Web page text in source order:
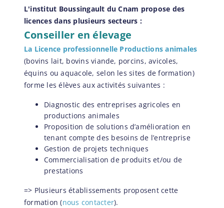
L'institut Boussingault du Cnam propose des
licences dans plusieurs secteurs :
Conseiller en élevage
La Licence professionnelle Productions animales
(bovins lait, bovins viande, porcins, avicoles,
équins ou aquacole, selon les sites de formation)
forme les élèves aux activités suivantes :
Diagnostic des entreprises agricoles en
productions animales
Proposition de solutions d’amélioration en
tenant compte des besoins de l’entreprise
Gestion de projets techniques
Commercialisation de produits et/ou de
prestations
=> Plusieurs établissements proposent cette
formation (nous contacter).